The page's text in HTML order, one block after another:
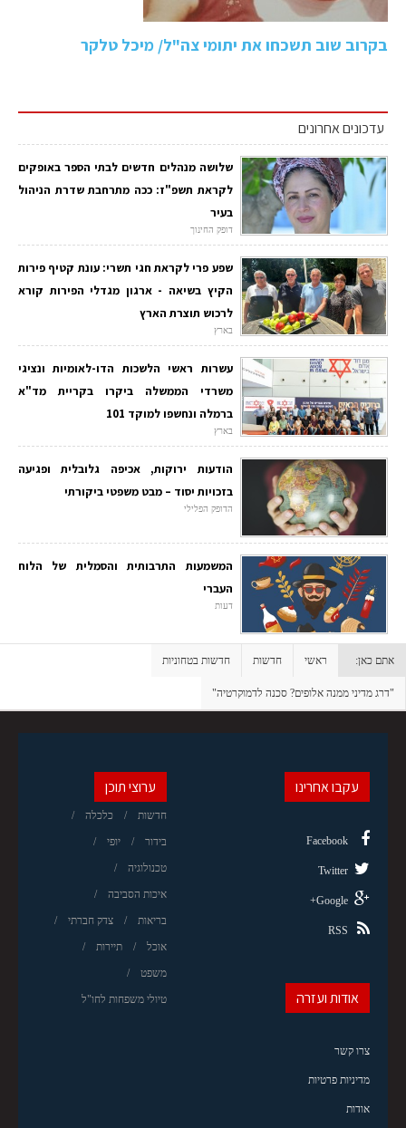
בקרוב שוב תשכחו את יתומי צה"ל/ מיכל טלקר
עדכונים אחרונים
שלושה מנהלים חדשים לבתי הספר באופקים
לקראת תשפ"ז: ככה מתרחבת שדרת הניהול
בעיר
דופק החינוך
שפע פרי לקראת חגי תשרי: עונת קטיף פירות
הקיץ בשיאה - ארגון מגדלי הפירות קורא
לרכוש תוצרת הארץ
בארץ
עשרות ראשי הלשכות הדו-לאומיות ונציגי
משרדי הממשלה ביקרו בקריית מד"א
ברמלה ונחשפו למוקד 101
בארץ
הודעות ירוקות, אכיפה גלובלית ופגיעה
בזכויות יסוד – מבט משפטי ביקורתי
הדופק הפלילי
המשמעות התרבותית והסמלית של הלוח
העברי
דעות
אתם כאן: ראשי חדשות חדשות בטחוניות
"דרג מדיני ממנה אלופים? סכנה לדמוקרטיה"
ערוצי תוכן
חדשות כלכלה
בידור יופי
טכנולוגיה
איכות הסביבה
בריאות צדק חברתי
אוכל תיירות
משפט
טיולי משפחות לחו"ל
עקבו אחרינו
Facebook
Twitter
Google+
RSS
אודות ועזרה
צרו קשר
מדיניות פרטיות
אודות